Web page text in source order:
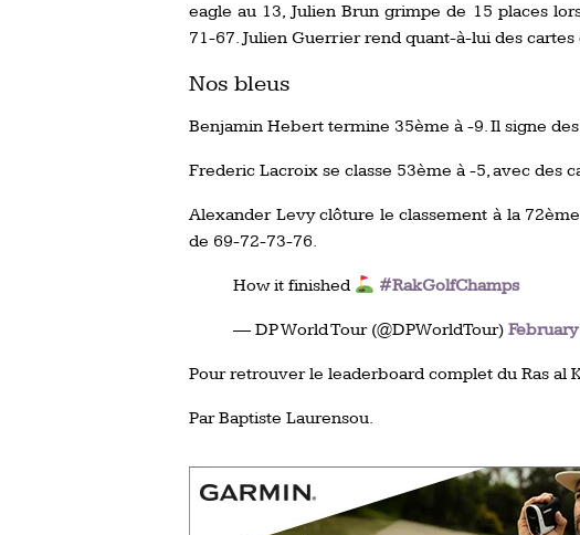
eagle au 13, Julien Brun grimpe de 15 places
71-67. Julien Guerrier rend quant-à-lui des
Nos bleus
Benjamin Hebert termine 35ème à -9. Il signe
Frederic Lacroix se classe 53ème à -5, avec des
Alexander Levy clôture le classement à la
de 69-72-73-76.
How it finished #RakGolfChamps
— DP World Tour (@DPWorldTour)
Pour retrouver le leaderboard complet du Ras al
Par Baptiste Laurensou.